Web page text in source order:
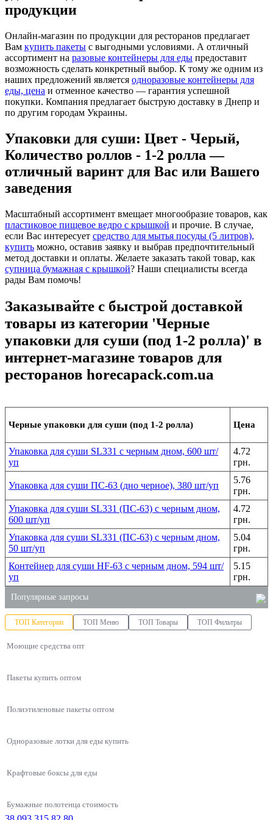
продукции
Онлайн-магазин по продукции для ресторанов предлагает
Вам купить пакеты с выгодными условиями. А отличный
ассортимент на разовые контейнеры для еды предоставит
возможность сделать конкретный выбор. К тому же одним из
наших предложений является одноразовые контейнеры для
еды, цена и отменное качество — гарантия успешной
покупки. Компания предлагает быструю доставку в Днепр и
по другим городам Украины.
Упаковки для суши: Цвет - Черый,
Количество роллов - 1-2 ролла —
отличный варинт для Вас или Вашего
заведения
Масштабный ассортимент вмещает многообразие товаров, как
пластиковое пищевое ведро с крышкой и прочие. В случае,
если Вас интересует средство для мытья посуды (5 литров),
купить можно, оставив заявку и выбрав предпочтительный
метод доставки и оплаты. Желаете заказать такой товар, как
супница бумажная с крышкой? Наши специалисты всегда
рады Вам помочь!
Заказывайте с быстрой доставкой
товары из категории 'Черные
упаковки для суши (под 1-2 ролла)' в
интернет-магазине товаров для
ресторанов horecapack.com.ua
Черные упаковки для суши (под 1-2 ролла) Цена
Упаковка для суши SL331 с черным дном, 600 шт/
уп
4.72
грн.
Упаковка для суши ПС-63 (дно черное), 380 шт/уп
5.76
грн.
Упаковка для суши SL331 (ПС-63) с черным дном,
600 шт/уп
4.72
грн.
Упаковка для суши SL331 (ПС-63) с черным дном,
50 шт/уп
5.04
грн.
Контейнер для суши HF-63 с черным дном, 594 шт/
уп
5.15
грн.
Популярные запросы
интернет магазин хозяйственных товаров
одноразовые вилки ложки
купить пластиковое ведро
лотки для ягод купить
ТОП Категории ТОП Меню ТОП Товары ТОП Фильтры
Моющие средства опт
Пакеты купить оптом
Полиэтиленовые пакеты оптом
Одноразовые лотки для еды купить
Крафтовые боксы для еды
Бумажные полотенца стоимость